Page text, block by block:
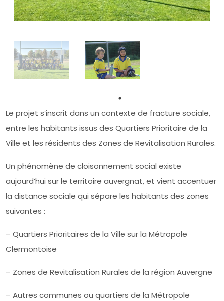
Le projet s’inscrit dans un contexte de fracture sociale,
entre les habitants issus des Quartiers Prioritaire de la
Ville et les résidents des Zones de Revitalisation Rurales.
Un phénomène de cloisonnement social existe
aujourd’hui sur le territoire auvergnat, et vient accentuer
la distance sociale qui sépare les habitants des zones
suivantes :
– Quartiers Prioritaires de la Ville sur la Métropole
Clermontoise
– Zones de Revitalisation Rurales de la région Auvergne
– Autres communes ou quartiers de la Métropole